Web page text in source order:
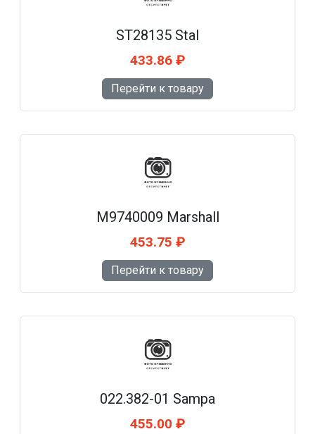
ST28135 Stal
433.86 ₽
Перейти к товару
M9740009 Marshall
453.75 ₽
Перейти к товару
022.382-01 Sampa
455.00 ₽